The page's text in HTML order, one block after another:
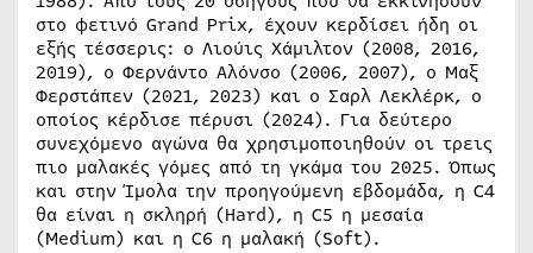
στο φετινό Grand Prix, έχουν κερδίσει ήδη οι
εξής τέσσερις: ο Λιούις Χάμιλτον (2008, 2016,
2019), ο Φερνάντο Αλόνσο (2006, 2007), ο Μαξ
Φερστάπεν (2021, 2023) και ο Σαρλ Λεκλέρκ, ο
οποίος κέρδισε πέρυσι (2024). Για δεύτερο
συνεχόμενο αγώνα θα χρησιμοποιηθούν οι τρεις
πιο μαλακές γόμες από τη γκάμα του 2025. Όπως
και στην Ίμολα την προηγούμενη εβδομάδα, η C4
θα είναι η σκληρή (Hard), η C5 η μεσαία
(Medium) και η C6 η μαλακή (Soft).